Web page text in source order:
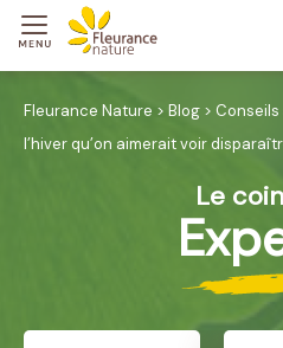
Fleurance Nature > Blog >
l’hiver qu’on aimerait voir
Le